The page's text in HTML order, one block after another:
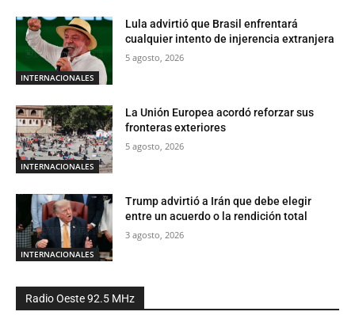
INTERNACIONALES
Lula advirtió que Brasil enfrentará
cualquier intento de injerencia extranjera
5 agosto, 2026
INTERNACIONALES
La Unión Europea acordó reforzar sus
fronteras exteriores
5 agosto, 2026
INTERNACIONALES
Trump advirtió a Irán que debe elegir
entre un acuerdo o la rendición total
3 agosto, 2026
Radio Oeste 92.5 MHz